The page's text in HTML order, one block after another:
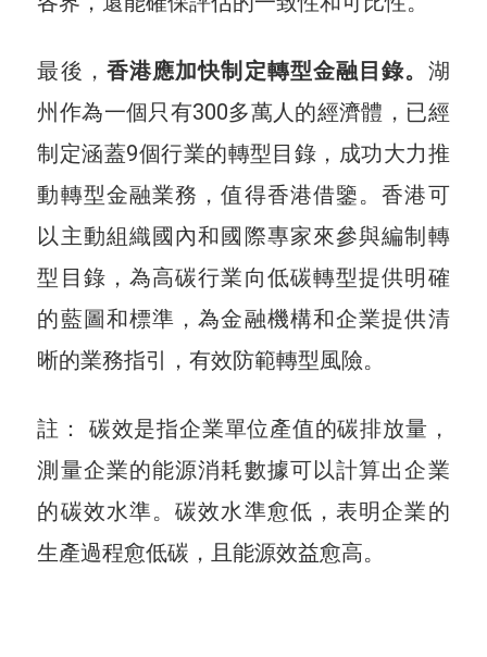
最後， 香港應加快制定轉型金融目錄。 湖
州作為一個只有300多萬人的經濟體，已經
制定涵蓋9個行業的轉型目錄，成功大力推
動轉型金融業務，值得香港借鑒。香港可
以主動組織國內和國際專家來參與編制轉
型目錄，為高碳行業向低碳轉型提供明確
的藍圖和標準，為金融機構和企業提供清
晰的業務指引，有效防範轉型風險。
註： 碳效是指企業單位產值的碳排放量，
測量企業的能源消耗數據可以計算出企業
的碳效水準。碳效水準愈低，表明企業的
生產過程愈低碳，且能源效益愈高。